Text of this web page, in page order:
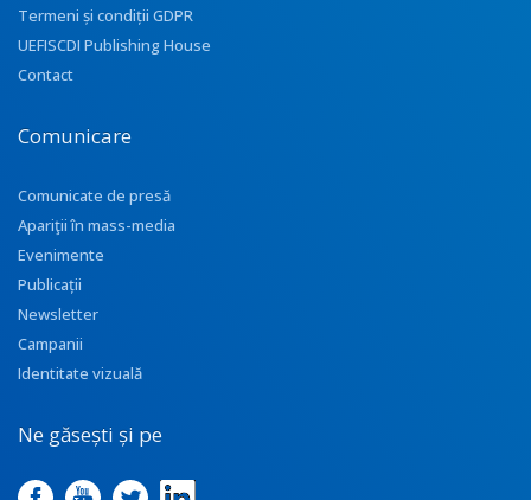
Termeni și condiții GDPR
UEFISCDI Publishing House
Contact
Comunicare
Comunicate de presă
Apariţii în mass-media
Evenimente
Publicații
Newsletter
Campanii
Identitate vizuală
Ne găsești și pe